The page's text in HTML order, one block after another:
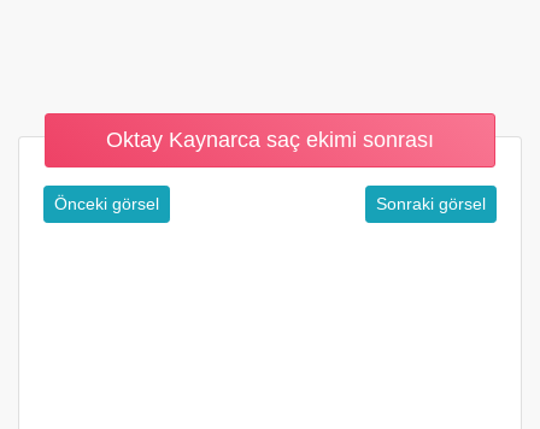
Oktay Kaynarca saç ekimi sonrası
Önceki görsel Sonraki görsel